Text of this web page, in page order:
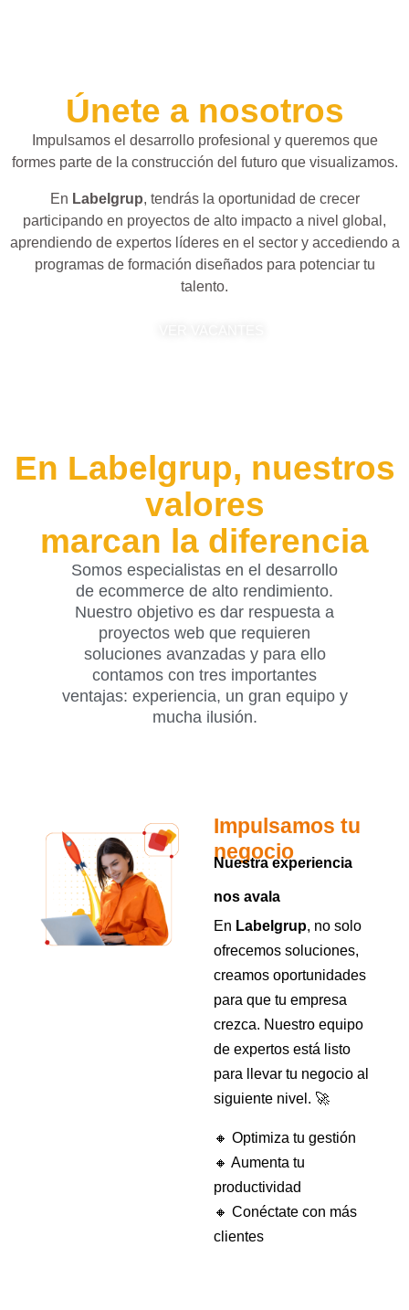
Únete a nosotros
Impulsamos el desarrollo profesional y queremos que
formes parte de la construcción del futuro que visualizamos.
En Labelgrup, tendrás la oportunidad de crecer
participando en proyectos de alto impacto a nivel global,
aprendiendo de expertos líderes en el sector y accediendo a
programas de formación diseñados para potenciar tu
talento.
En Labelgrup, nuestros
valores
marcan la diferencia
Somos especialistas en el desarrollo
de ecommerce de alto rendimiento.
Nuestro objetivo es dar respuesta a
proyectos web que requieren
soluciones avanzadas y para ello
contamos con tres importantes
ventajas: experiencia, un gran equipo y
mucha ilusión.
Impulsamos tu
negocio
Nuestra experiencia
nos avala
En Labelgrup, no solo
ofrecemos soluciones,
creamos oportunidades
para que tu empresa
crezca. Nuestro equipo
de expertos está listo
para llevar tu negocio al
siguiente nivel. 🚀
🔸 Optimiza tu gestión
🔸 Aumenta tu
productividad
🔸 Conéctate con más
clientes